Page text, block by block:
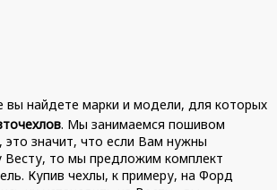
вы найдете марки и модели, для которых
. Мы занимаемся пошивом
значит, что если Вам нужны
Весту, то мы предложим комплект
Купив чехлы, к примеру, на Форд